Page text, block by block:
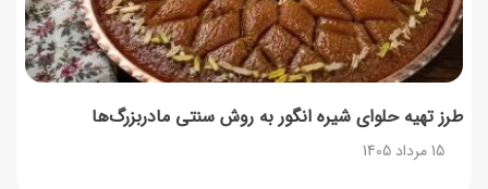
طرز تهیه حلوای شیره انگور به روش سنتی مادربزرگ‌ها
15 مرداد 1405